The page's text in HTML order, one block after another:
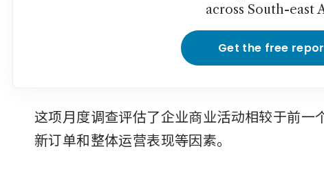
across South-east
Get the free
这项月度调查评估了企业商业活动相较于前一
新订单和整体运营表现等因素。